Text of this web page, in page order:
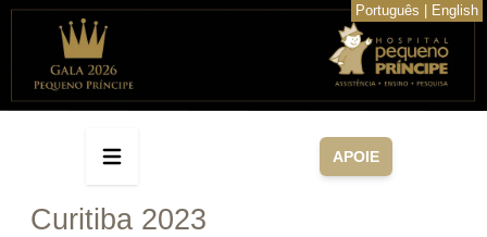
Português English
APOIE
Curitiba 2023